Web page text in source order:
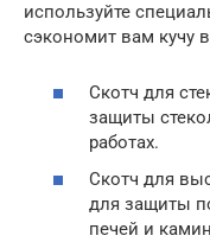
используйте
сэкономит вам кучу
Скотч для
защиты
работах.
Скотч для
для защиты
печей и